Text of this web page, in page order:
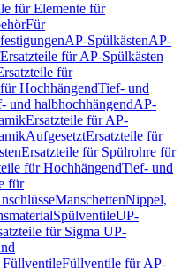
für Elemente für
Für
AP-SpülkästenAP-
Ersatzteile für AP-Spülkästen
für
HochhängendTief- und
und halbhochhängendAP-
Ersatzteile für AP-
AufgesetztErsatzteile für
Ersatzteile für Spülrohre für
für HochhängendTief- und
für
ManschettenNippel,
SpülventileUP-
für Sigma UP-
FüllventileFüllventile für AP-